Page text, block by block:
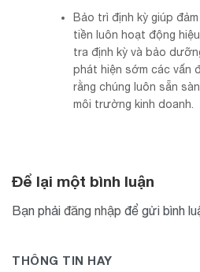
Bảo trì định kỳ giúp
tiền luôn hoạt động
tra định kỳ và bảo
phát hiện sớm các vấn
rằng chúng luôn sẵn
môi trường kinh doanh.
Để lại một bình luận
Bạn phải đăng nhập để gửi bình
THÔNG TIN HAY